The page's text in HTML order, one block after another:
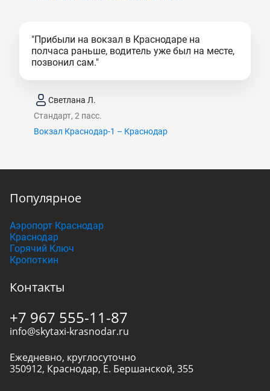
"Прибыли на вокзал в Краснодаре на
полчаса раньше, водитель уже был на месте,
позвонил сам."
Светлана Л.
Стандарт, 2 пасс.
Вокзал Краснодар-1 – Краснодар
Популярное
Аэропорт Краснодар
Краснодар
Горячий Ключ
Кропоткин
Контакты
+7 967 555-11-87
info@skytaxi-krasnodar.ru
Ежедневно, круглосуточно
350912, Краснодар, Е. Бершанской, 355